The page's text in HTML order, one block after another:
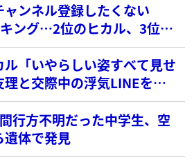
ャンネル登録したくない
ング…2位のヒカル、3位の
た1位は？
ル「いやらしい姿すべて見せ
と交際中の浮気LINEを暴
行方不明だった中学生、空
遺体で発見